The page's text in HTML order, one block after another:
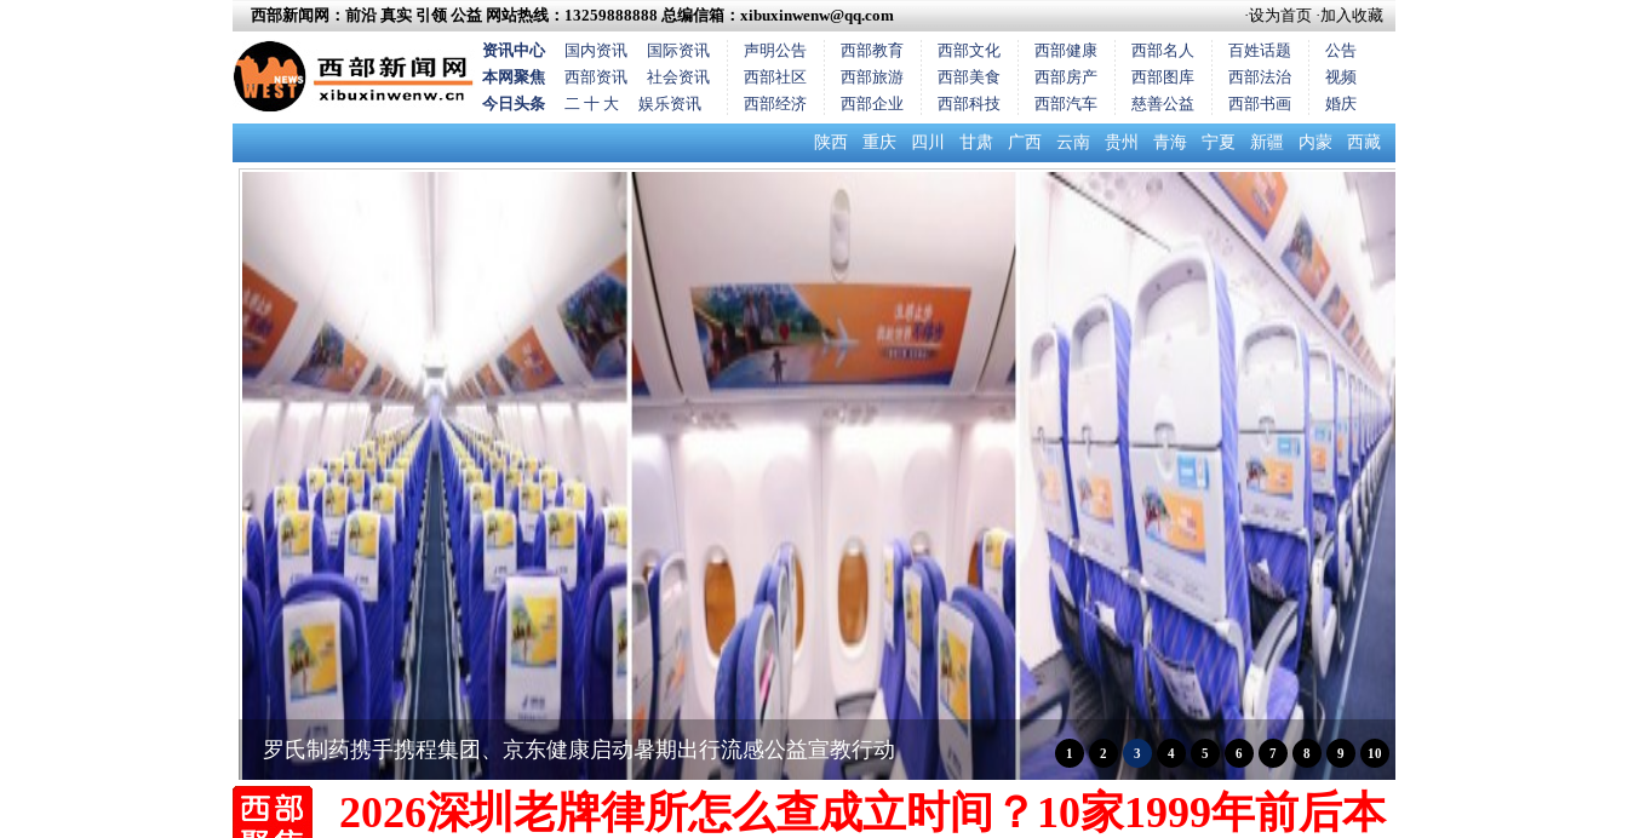
西部新闻网：前沿 真实 引领 公益 网站热线：13259888888 总编信箱：xibuxinwenw@qq.com ·设为首页 ·加入收藏
资讯中心
国内资讯
国际资讯
本网聚焦
西部资讯
社会资讯
今日头条
二 十 大 娱乐资讯
声明公告
西部社区
西部经济
西部教育
西部旅游
西部企业
西部文化
西部美食
西部科技
西部健康
西部房产
西部汽车
西部名人
西部图库
慈善公益
百姓话题
西部法治
西部书画
公告
视频
婚庆
陕西 重庆 四川 甘肃 广西 云南 贵州 青海 宁夏 新疆 内蒙 西藏
罗氏制药携手携程集团、京东健康启动暑期出行流感公益宣教行动
2026深圳老牌律所怎么查成立时间？10家1999年前后本